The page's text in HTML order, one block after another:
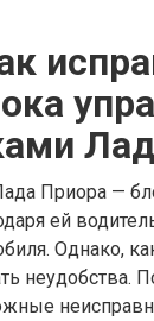
Приора —
ей
Однако,
неудобства.